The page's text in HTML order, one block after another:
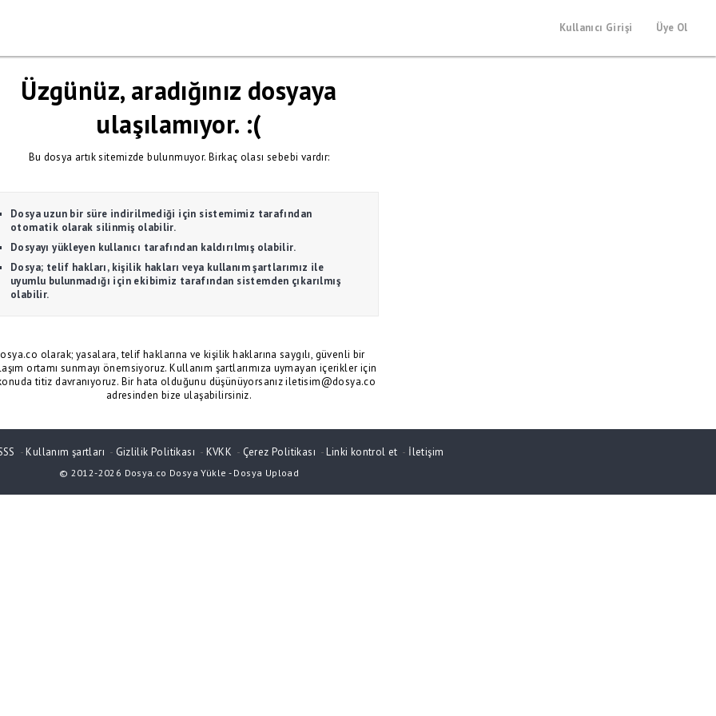
Kullanıcı Girişi Üye Ol
Üzgünüz, aradığınız dosyaya
ulaşılamıyor. :(
Bu dosya artık sitemizde bulunmuyor. Birkaç olası sebebi vardır:
Dosya uzun bir süre indirilmediği için sistemimiz tarafından
otomatik olarak silinmiş olabilir.
Dosyayı yükleyen kullanıcı tarafından kaldırılmış olabilir.
Dosya; telif hakları, kişilik hakları veya kullanım şartlarımız ile
uyumlu bulunmadığı için ekibimiz tarafından sistemden çıkarılmış
olabilir.
olarak; yasalara, telif haklarına ve kişilik haklarına saygılı, güvenli bir
ortamı sunmayı önemsiyoruz. Kullanım şartlarımıza uymayan içerikler için
titiz davranıyoruz. Bir hata olduğunu düşünüyorsanız iletisim@dosya.co
adresinden bize ulaşabilirsiniz.
-Kullanım şartları - Gizlilik Politikası - KVKK - Çerez Politikası -Linki kontrol et - İletişim
© 2012-2026 Dosya.co Dosya Yükle - Dosya Upload